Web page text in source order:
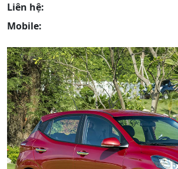
Liên hệ:
Mobile: